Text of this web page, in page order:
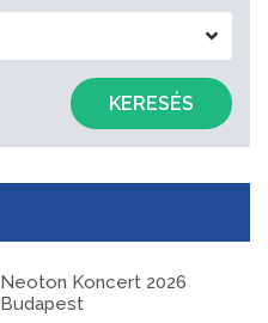
KERESÉS
Neoton Koncert 2026
Budapest